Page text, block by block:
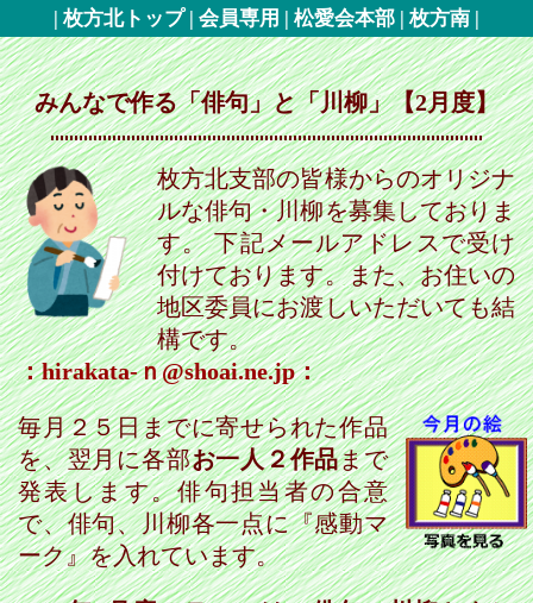
?
みんなで作る「俳句」と「川柳」【2月度】
枚方北支部の皆様からのオリジナ
ルな俳句・川柳を募集しておりま
す。 下記メールアドレスで受け
付けております。また、お住いの
地区委員にお渡しいただいても結
構です。
：hirakata-ｎ@shoai.ne.jp：
毎月２５日までに寄せられた作品
を、翌月に各部お一人２作品まで
発表します。俳句担当者の合意
で、俳句、川柳各一点に『感動マ
ーク』を入れています。